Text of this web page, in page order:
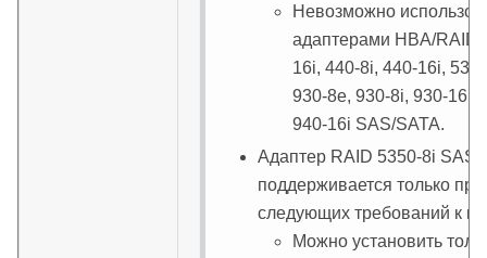
Невозможно
адаптерами HBA/RAID
16i, 440-8i, 440-16i,
930-8e, 930-8i, 930-16i,
940-16i SAS/SATA.
Адаптер RAID 5350-8i SAS/
поддерживается только
следующих требований к
Можно установить